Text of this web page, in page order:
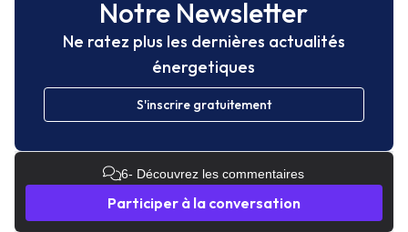
Notre Newsletter
Ne ratez plus les dernières actualités
énergetiques
S'inscrire gratuitement
6- Découvrez les commentaires
Participer à la conversation